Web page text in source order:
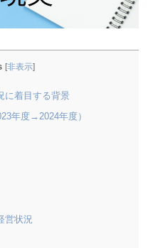
[非表示]
に着目する背景
年度→2024年度）
営状況